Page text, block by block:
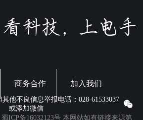
商务合作 加入我们
他不良信息举报电话：028-61533037
或添加微信
蜀ICP备16032123号 本网站如有链接来源第